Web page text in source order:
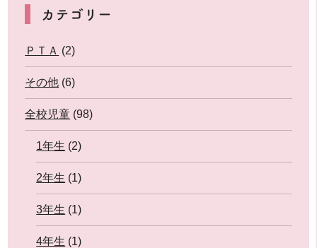
カテゴリー
ＰＴＡ (2)
その他 (6)
全校児童 (98)
1年生 (2)
2年生 (1)
3年生 (1)
4年生 (1)